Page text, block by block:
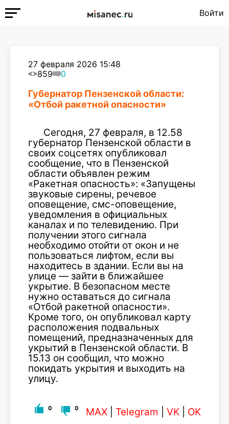
Войти
27 февраля 2026 15:48
859
0
Губернатор Пензенской области:
«Отбой ракетной опасности»
Сегодня, 27 февраля, в 12.58
губернатор Пензенской области в
своих соцсетях опубликовал
сообщение, что в Пензенской
области объявлен режим
«Ракетная опасность»: «Запущены
звуковые сирены, речевое
оповещение, смс-оповещение,
уведомления в официальных
каналах и по телевидению. При
получении этого сигнала
необходимо отойти от окон и не
пользоваться лифтом, если вы
находитесь в здании. Если вы на
улице — зайти в ближайшее
укрытие. В безопасном месте
нужно оставаться до сигнала
«Отбой ракетной опасности».
Кроме того, он опубликовал карту
расположения подвальных
помещений, предназначенных для
укрытий в Пензенской области. В
15.13 он сообщил, что можно
покидать укрытия и выходить на
улицу.
0 0 MAX Telegram VK OK